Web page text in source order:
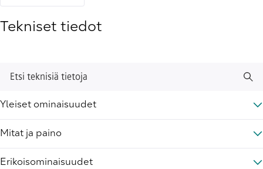
Tekniset tiedot
Etsi teknisiä tietoja
Yleiset ominaisuudet
Mitat ja paino
Erikoisominaisuudet